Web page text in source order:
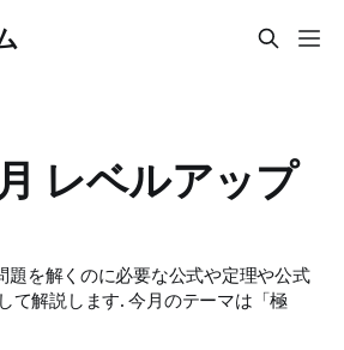
レベルアップ
題を解くのに必要な公式や定理や公式
て解説します. 今月のテーマは「極